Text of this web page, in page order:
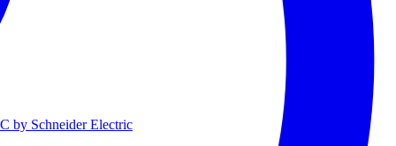
by Schneider Electric